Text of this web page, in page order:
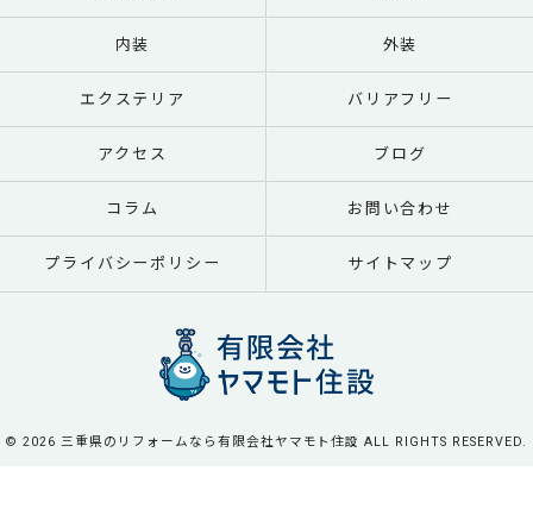
内装 外装
エクステリア バリアフリー
アクセス ブログ
コラム お問い合わせ
プライバシーポリシー サイトマップ
© 2026 三重県のリフォームなら有限会社ヤマモト住設 ALL RIGHTS RESERVED.